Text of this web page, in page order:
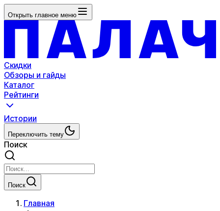
Открыть главное меню
Скидки
Обзоры и гайды
Каталог
Рейтинги
Истории
Переключить тему
Поиск
Поиск
Главная